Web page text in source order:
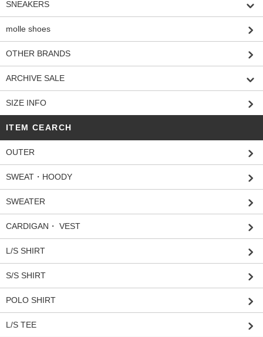
SNEAKERS
molle shoes
OTHER BRANDS
ARCHIVE SALE
SIZE INFO
ITEM CEARCH
OUTER
SWEAT・HOODY
SWEATER
CARDIGAN・ VEST
L/S SHIRT
S/S SHIRT
POLO SHIRT
L/S TEE